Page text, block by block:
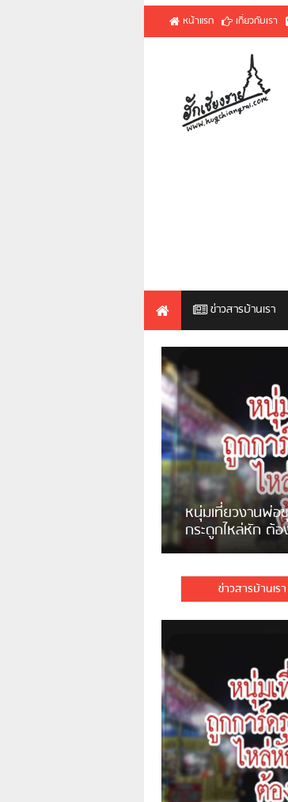
หน้าแรก เกี่ยวกับเรา
ข่าวสารบ้านเรา
ชาวเน็ตสวดยับ!
พอไม่ซื้อเดินตาม
มีชาวเน็ตรายหนึ่งซึ่งแ
ข่าวสารบ้านเรา